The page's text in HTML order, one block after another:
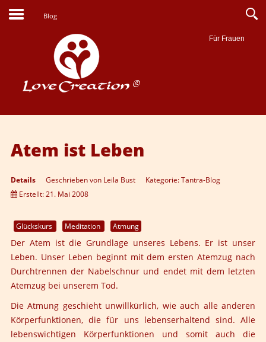
Blog
Für Frauen
Suche
Atem ist Leben
Details Geschrieben von Leila Bust Kategorie:Tantra-Blog
Erstellt: 21. Mai 2008
Glückskurs Meditation Atmung
Der Atem ist die Grundlage unseres Lebens. Er ist unser
Leben. Unser Leben beginnt mit dem ersten Atemzug nach
Durchtrennen der Nabelschnur und endet mit dem letzten
Atemzug bei unserem Tod.
Die Atmung geschieht unwillkürlich, wie auch alle anderen
Körperfunktionen, die für uns lebenserhaltend sind. Alle
lebenswichtigen Körperfunktionen und somit auch die